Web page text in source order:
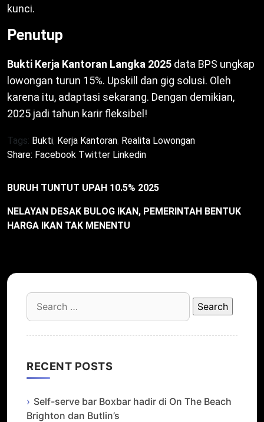
kunci.
Penutup
Bukti Kerja Kantoran Langka 2025 data BPS ungkap
lowongan turun 15%. Upskill dan gig solusi. Oleh
karena itu, adaptasi sekarang. Dengan demikian,
2025 jadi tahun karir fleksibel!
Tags: Bukti, Kerja Kantoran, Realita Lowongan
Share: Facebook Twitter Linkedin
BURUH TUNTUT UPAH 10.5% 2025
NELAYAN DESAK BULOG IKAN, PEMERINTAH BENTUK
HARGA IKAN TAK MENENTU
Search
for:
RECENT POSTS
Self-serve bar Boxbar hadir di On The Beach
Brighton dan Butlin’s